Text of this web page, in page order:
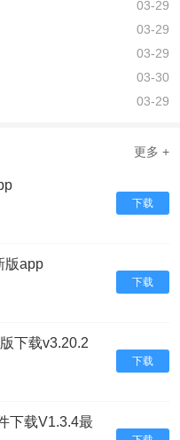
03-29
03-29
03-29
03-30
03-29
更多 +
下载
版app
下载
下载v3.20.2
下载
下载V1.3.4最